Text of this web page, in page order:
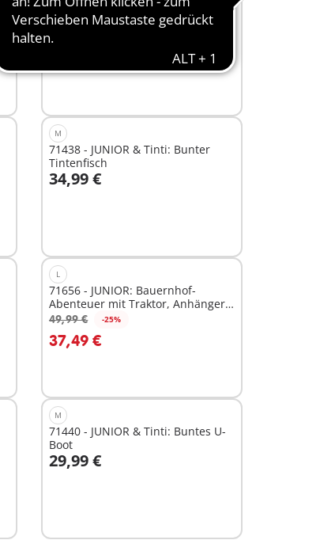
71654 - JUNIOR AQUA:
Wasserbahn mit Wasserspielplatz
und Lerneffekten
99,99 €
M
71438 - JUNIOR & Tinti: Bunter
Tintenfisch
34,99 €
In den Warenkorb
L
71656 - JUNIOR: Bauernhof-
Abenteuer mit Traktor, Anhänger
und tierischen
49,99 € -25%
37,49 €
M
71440 - JUNIOR & Tinti: Buntes U-
Boot
29,99 €
In den Warenkorb